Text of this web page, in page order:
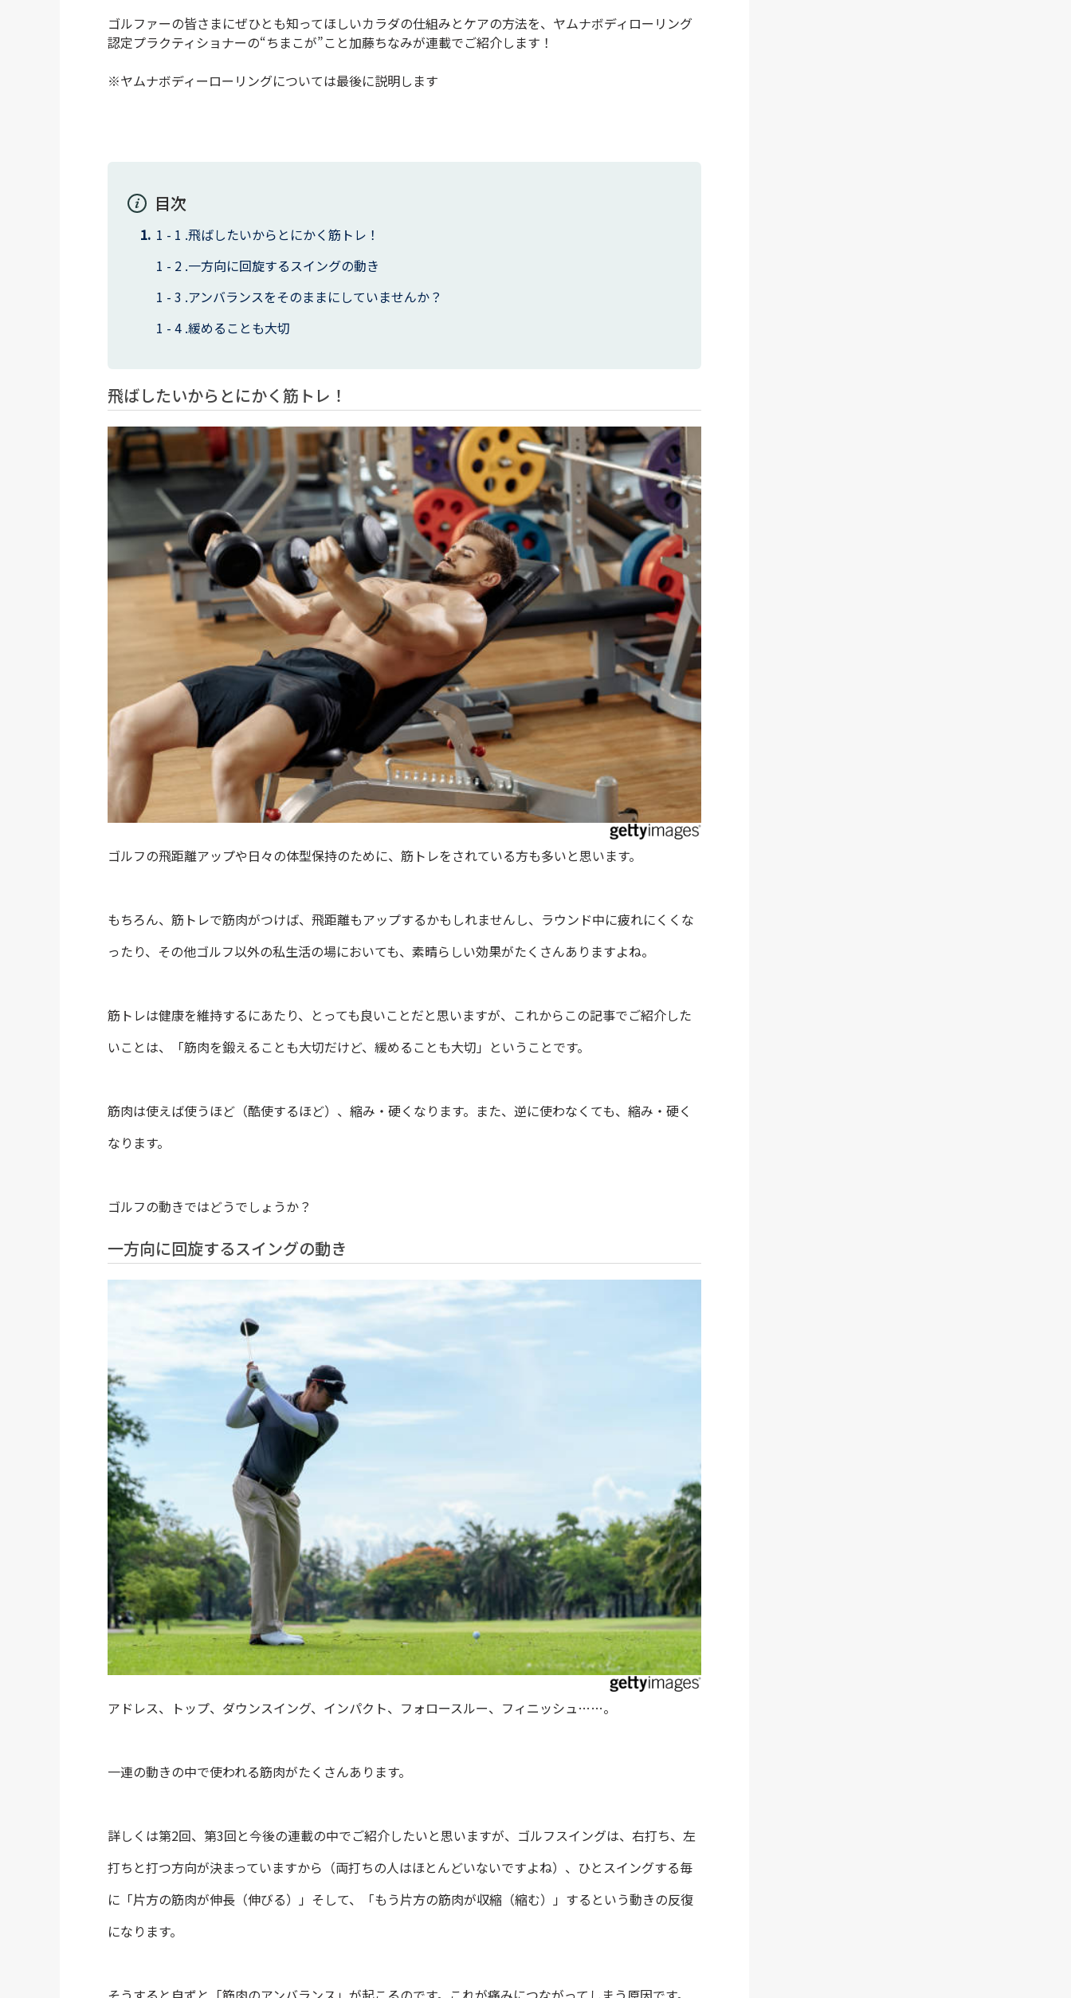
ゴルファーの皆さまにぜひとも知ってほしいカラダの仕組みとケアの方法を、ヤムナボディローリング
認定プラクティショナーの“ちまこが”こと加藤ちなみが連載でご紹介します！
※ヤムナボディーローリングについては最後に説明します
目次
飛ばしたいからとにかく筋トレ！
一方向に回旋するスイングの動き
アンバランスをそのままにしていませんか？
緩めることも大切
飛ばしたいからとにかく筋トレ！
ゴルフの飛距離アップや日々の体型保持のために、筋トレをされている方も多いと思います。
もちろん、筋トレで筋肉がつけば、飛距離もアップするかもしれませんし、ラウンド中に疲れにくくな
ったり、その他ゴルフ以外の私生活の場においても、素晴らしい効果がたくさんありますよね。
筋トレは健康を維持するにあたり、とっても良いことだと思いますが、これからこの記事でご紹介した
いことは、「筋肉を鍛えることも大切だけど、緩めることも大切」ということです。
筋肉は使えば使うほど（酷使するほど）、縮み・硬くなります。また、逆に使わなくても、縮み・硬く
なります。
ゴルフの動きではどうでしょうか？
一方向に回旋するスイングの動き
アドレス、トップ、ダウンスイング、インパクト、フォロースルー、フィニッシュ……。
一連の動きの中で使われる筋肉がたくさんあります。
詳しくは第2回、第3回と今後の連載の中でご紹介したいと思いますが、ゴルフスイングは、右打ち、左
打ちと打つ方向が決まっていますから（両打ちの人はほとんどいないですよね）、ひとスイングする毎
に「片方の筋肉が伸長（伸びる）」そして、「もう片方の筋肉が収縮（縮む）」するという動きの反復
になります。